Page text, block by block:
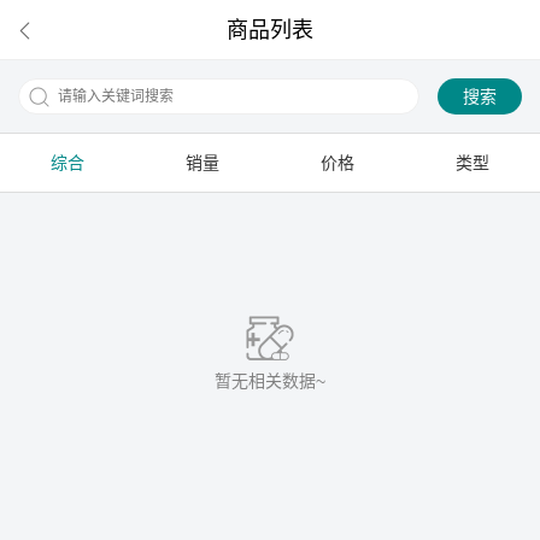
商品列表
搜索
综合 销量 价格 类型
暂无相关数据~